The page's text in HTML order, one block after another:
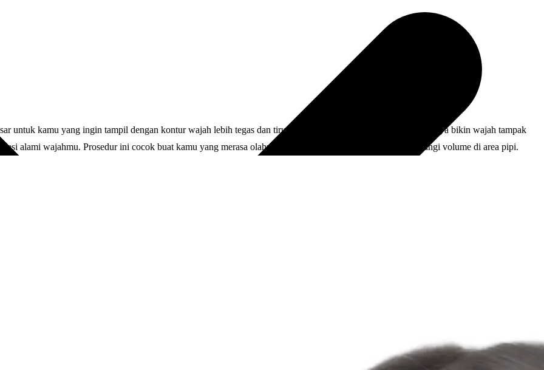
untuk kamu yang ingin tampil dengan kontur wajah lebih tegas dan tirus. Lemak pipi bagian dalam yang biasanya bikin wajah tampak
alami wajahmu. Prosedur ini cocok buat kamu yang merasa olahraga dan diet belum cukup untuk mengurangi volume di area pipi.